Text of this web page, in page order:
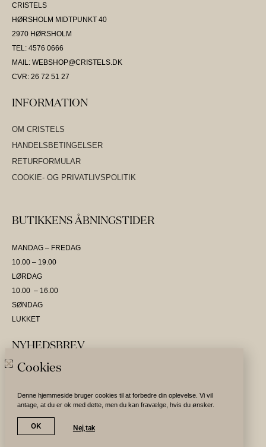
CRISTELS
HØRSHOLM MIDTPUNKT 40
2970 HØRSHOLM
TEL: 4576 0666
MAIL: WEBSHOP@CRISTELS.DK
CVR: 26 72 51 27
INFORMATION
OM CRISTELS
HANDELSBETINGELSER
RETURFORMULAR
COOKIE- OG PRIVATLIVSPOLITIK
BUTIKKENS ÅBNINGSTIDER
MANDAG – FREDAG
10.00 – 19.00
LØRDAG
10.00 – 16.00
SØNDAG
LUKKET
NYHEDSBREV
Tilmeld nyhedsbrev
Cookies
Denne hjemmeside bruger cookies til at forbedre din oplevelse. Vi vil
antage, at du er ok med dette, men du kan fravælge, hvis du ønsker.
OK Nej,tak